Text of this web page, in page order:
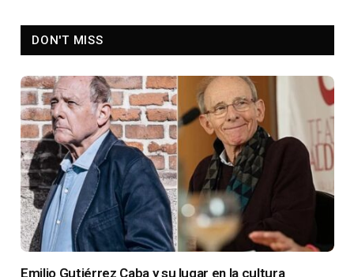
DON'T MISS
Emilio Gutiérrez Caba y su lugar en la cultura